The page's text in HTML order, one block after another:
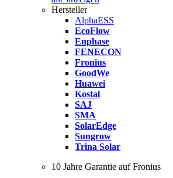
Hersteller
AlphaESS
EcoFlow
Enphase
FENECON
Fronius
GoodWe
Huawei
Kostal
SAJ
SMA
SolarEdge
Sungrow
Trina Solar
10 Jahre Garantie auf Fronius